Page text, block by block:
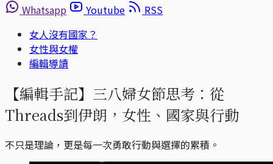
Whatsapp
Youtube
RSS
女人沒有國家？
女性與女權
編輯導讀
【編輯手記】三八婦女節思考：從
Threads到伊朗，女性、國家與行動
不只是理論，更是每一次勇敢行動與選擇的累積。